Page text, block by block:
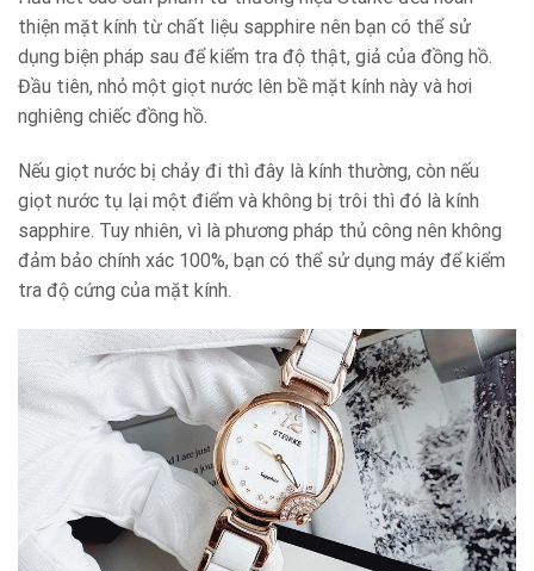
thiện mặt kính từ chất liệu sapphire nên bạn có thể sử
dụng biện pháp sau để kiểm tra độ thật, giả của đồng hồ.
Đầu tiên, nhỏ một giọt nước lên bề mặt kính này và hơi
nghiêng chiếc đồng hồ.
Nếu giọt nước bị chảy đi thì đây là kính thường, còn nếu
giọt nước tụ lại một điểm và không bị trôi thì đó là kính
sapphire. Tuy nhiên, vì là phương pháp thủ công nên không
đảm bảo chính xác 100%, bạn có thể sử dụng máy để kiểm
tra độ cứng của mặt kính.